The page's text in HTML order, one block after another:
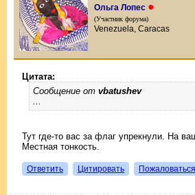
Ольга Лопес ●
(Участник форума)
Venezuela, Caracas
Цитата:
Сообщение от vbatushev
Тут где-то вас за флаг упрекнули. На
Местная тонкость.
Ответить Цитировать Пожаловаться